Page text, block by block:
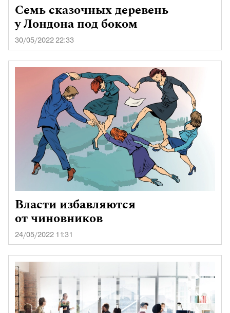
Семь сказочных деревень
у Лондона под боком
30/05/2022 22:33
Власти избавляются
от чиновников
24/05/2022 11:31